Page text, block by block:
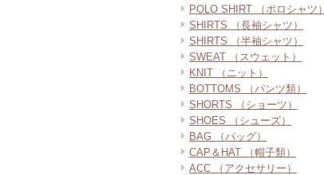
POLO SHIRT （ポロシャツ）
SHIRTS （長袖シャツ）
SHIRTS （半袖シャツ）
SWEAT （スウェット）
KNIT （ニット）
BOTTOMS （パンツ類）
SHORTS （ショーツ）
SHOES （シューズ）
BAG （バッグ）
CAP＆HAT （帽子類）
ACC （アクセサリー）